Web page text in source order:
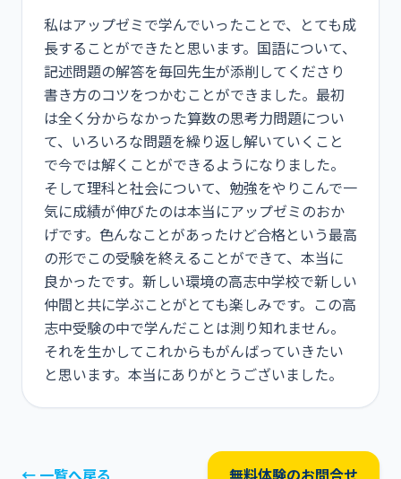
私はアップゼミで学んでいったことで、とても成
長することができたと思います。国語について、
記述問題の解答を毎回先生が添削してくださり
書き方のコツをつかむことができました。最初
は全く分からなかった算数の思考力問題につい
て、いろいろな問題を繰り返し解いていくこと
で今では解くことができるようになりました。
そして理科と社会について、勉強をやりこんで一
気に成績が伸びたのは本当にアップゼミのおか
げです。色んなことがあったけど合格という最高
の形でこの受験を終えることができて、本当に
良かったです。新しい環境の高志中学校で新しい
仲間と共に学ぶことがとても楽しみです。この高
志中受験の中で学んだことは測り知れません。
それを生かしてこれからもがんばっていきたい
と思います。本当にありがとうございました。
← 一覧へ戻る 無料体験のお問合せ